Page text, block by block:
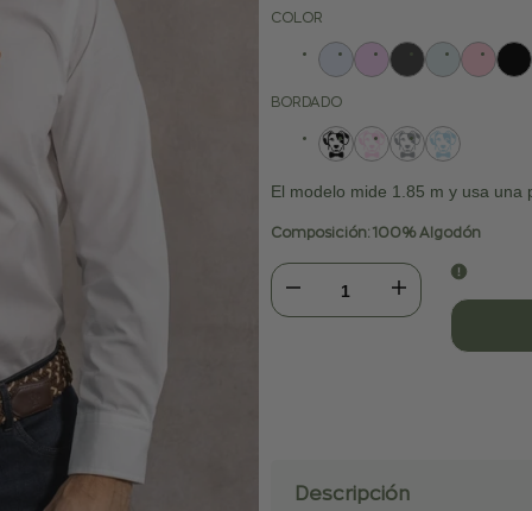
COLOR
BORDADO
El modelo mide 1.85 m y usa una
Composición: 100% Algodón
Disminuir Aumentar
Descripción